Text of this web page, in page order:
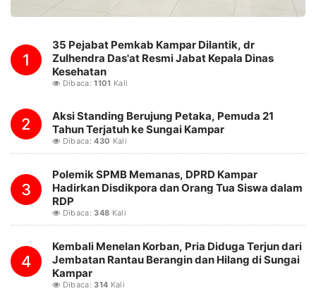
1
35 Pejabat Pemkab Kampar Dilantik, dr
Zulhendra Das'at Resmi Jabat Kepala Dinas
Kesehatan
Dibaca:1101 Kali
2
Aksi Standing Berujung Petaka, Pemuda 21
Tahun Terjatuh ke Sungai Kampar
Dibaca:430 Kali
3
Polemik SPMB Memanas, DPRD Kampar
Hadirkan Disdikpora dan Orang Tua Siswa dalam
RDP
Dibaca:348 Kali
4
Kembali Menelan Korban, Pria Diduga Terjun dari
Jembatan Rantau Berangin dan Hilang di Sungai
Kampar
Dibaca:314 Kali